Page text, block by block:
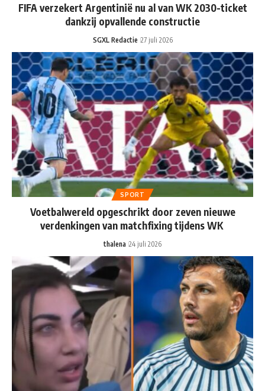
FIFA verzekert Argentinië nu al van WK 2030-ticket
dankzij opvallende constructie
SGXL Redactie 27 juli 2026
SPORT
Voetbalwereld opgeschrikt door zeven nieuwe
verdenkingen van matchfixing tijdens WK
thalena 24 juli 2026